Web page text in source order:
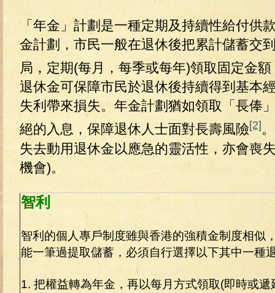
「年金」計劃是一種定期及持續性給付供
金計劃，市民一般在退休後把累計儲蓄交
局，定期(每月，每季或每年)領取固定金
退休金可保障市民於退休後持續得到基本
失利帶來損失。年金計劃猶如領取「長俸
絕的入息，保障退休人士面對長壽風險[2]
失去動用退休金以應急的靈活性，亦會喪
機會)。
智利
智利的個人專戶制度雖與香港的強積金制度相似
能一筆過提取儲蓄，必須自行選擇以下其中一種
1. 把權益轉為年金，再以每月方式領取(即時或遞